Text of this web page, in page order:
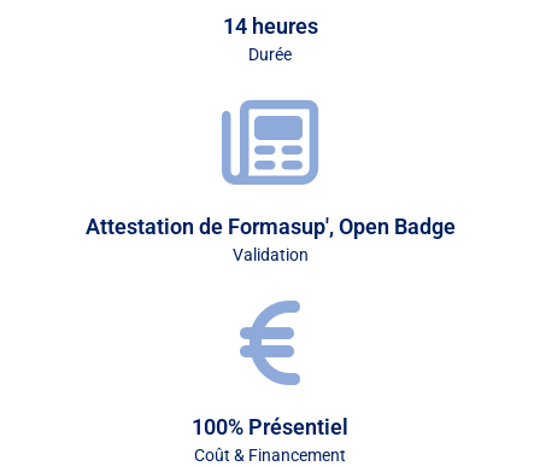
14 heures
Durée
Attestation de Formasup', Open Badge
Validation
100% Présentiel
Coût & Financement